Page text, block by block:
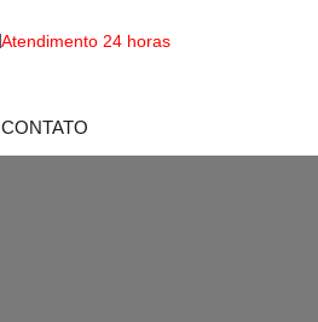
Atendimento 24 horas
CONTATO